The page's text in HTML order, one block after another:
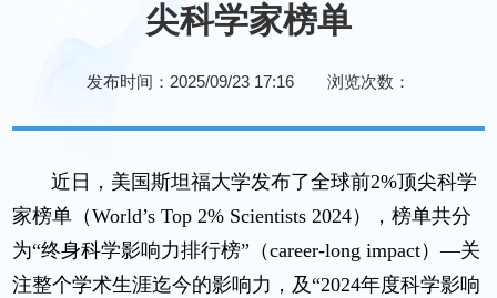
尖科学家榜单
发布时间：2025/09/23 17:16 浏览次数：
近日，美国斯坦福大学发布了全球前2%顶尖科学
家榜单（World’s Top 2% Scientists 2024），榜单共分
为“终身科学影响力排行榜”（career-long impact）—关
注整个学术生涯迄今的影响力，及“2024年度科学影响